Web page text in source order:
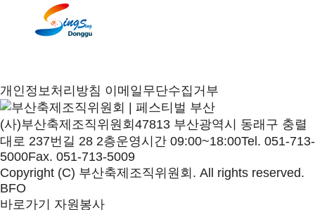
개인정보처리방침 이메일무단수집거부
(사)부산축제조직위원회47813 부산광역시 동래구 충렬
대로 237번길 28 2층운영시간 09:00~18:00Tel. 051-713-
5000Fax. 051-713-5009
Copyright (C) 부산축제조직위원회. All rights reserved.
BFO
바로가기 자원봉사